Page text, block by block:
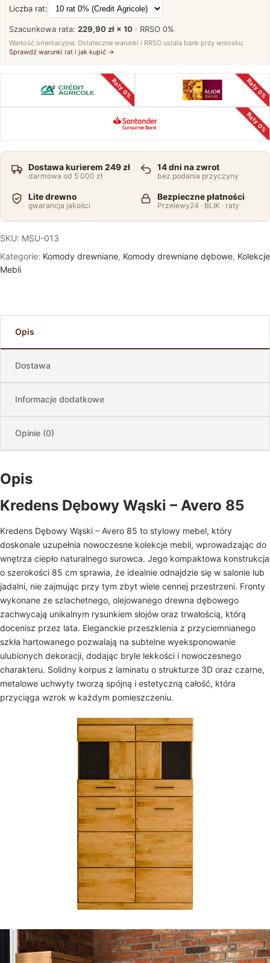
Liczba rat:
Szacunkowa rata: 229,90 zł × 10 · RRSO 0%
Wartość orientacyjna. Ostateczne warunki i RRSO ustala bank przy wniosku.
Sprawdź warunki rat i jak kupić →
Raty 0%
Raty 0%
Raty 0%
Dostawa kurierem 249 zł
darmowa od 5 000 zł
14 dni na zwrot
bez podania przyczyny
Lite drewno
gwarancja jakości
Bezpieczne płatności
Przelewy24 · BLIK · raty
SKU: MSU-013
Kategorie: Komody drewniane, Komody drewniane dębowe, Kolekcje
Mebli
Opis
Dostawa
Informacje dodatkowe
Opinie (0)
Opis
Kredens Dębowy Wąski – Avero 85
Kredens Dębowy Wąski – Avero 85 to stylowy mebel, który
doskonale uzupełnia nowoczesne kolekcje mebli, wprowadzając do
wnętrza ciepło naturalnego surowca. Jego kompaktowa konstrukcja
o szerokości 85 cm sprawia, że idealnie odnajdzie się w salonie lub
jadalni, nie zajmując przy tym zbyt wiele cennej przestrzeni. Fronty
wykonane ze szlachetnego, olejowanego drewna dębowego
zachwycają unikalnym rysunkiem słojów oraz trwałością, którą
docenisz przez lata. Eleganckie przeszklenia z przyciemnianego
szkła hartowanego pozwalają na subtelne wyeksponowanie
ulubionych dekoracji, dodając bryle lekkości i nowoczesnego
charakteru. Solidny korpus z laminatu o strukturze 3D oraz czarne,
metalowe uchwyty tworzą spójną i estetyczną całość, która
przyciąga wzrok w każdym pomieszczeniu.